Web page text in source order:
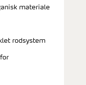
materiale
rodsystem